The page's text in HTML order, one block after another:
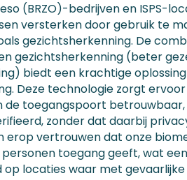
(BRZO)-bedrijven en ISPS-
versterken door gebruik te
gezichtsherkenning. De
gezichtsherkenning (beter
biedt een krachtige
Deze technologie zorgt
de toegangspoort
zonder dat daarbij
erop vertrouwen dat onze
toegang geeft, wat
op locaties waar met